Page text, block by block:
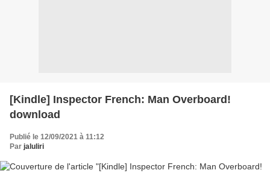
[Kindle] Inspector French: Man Overboard!
download
Publié le 12/09/2021 à 11:12
Par jaluliri